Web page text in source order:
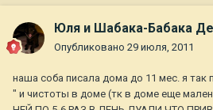
Юля и Шабака-Бабака
Опубликовано 29 июля, 2011
наша соба писала дома до 11 мес. я так
" и чистоты в доме (тк в доме еще